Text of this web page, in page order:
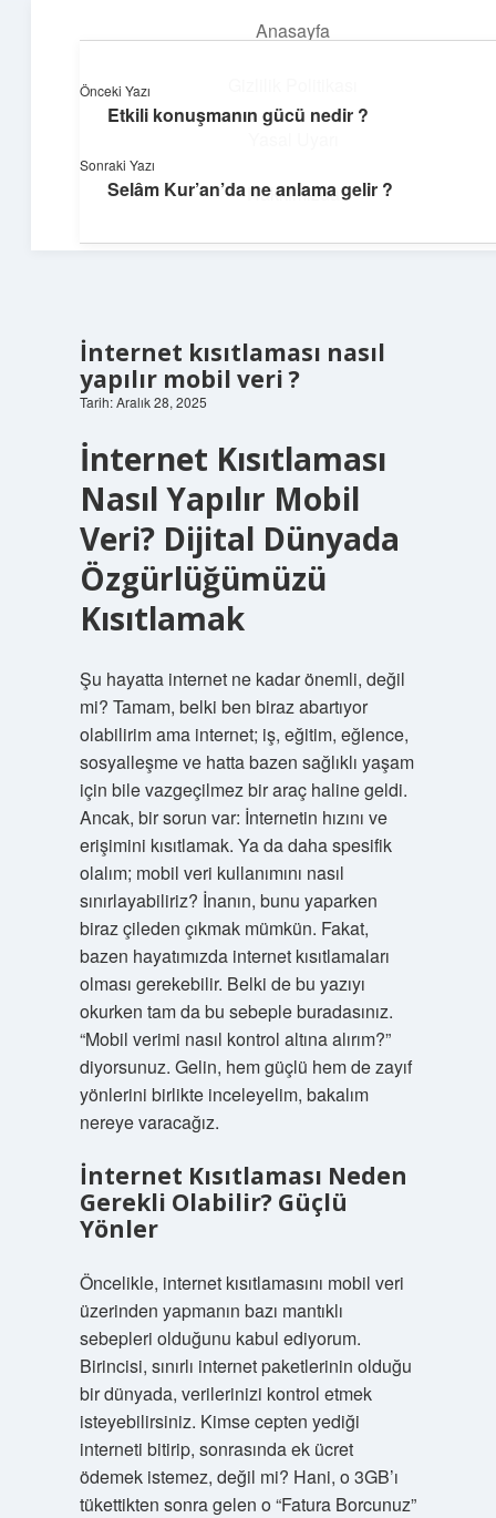
Anasayfa
Hakkımızda
Teknoloji ve İlham
Dijital dünyada keyifli bir macera!
İnternet kısıtlaması nasıl
yapılır mobil veri ?
Tarih: Aralık 28, 2025
İnternet Kısıtlaması
Nasıl Yapılır Mobil
Veri? Dijital Dünyada
Özgürlüğümüzü
Kısıtlamak
Şu hayatta internet ne kadar önemli, değil
mi? Tamam, belki ben biraz abartıyor
olabilirim ama internet; iş, eğitim, eğlence,
sosyalleşme ve hatta bazen sağlıklı yaşam
için bile vazgeçilmez bir araç haline geldi.
Ancak, bir sorun var: İnternetin hızını ve
erişimini kısıtlamak. Ya da daha spesifik
olalım; mobil veri kullanımını nasıl
sınırlayabiliriz? İnanın, bunu yaparken
biraz çileden çıkmak mümkün. Fakat,
bazen hayatımızda internet kısıtlamaları
olması gerekebilir. Belki de bu yazıyı
okurken tam da bu sebeple buradasınız.
“Mobil verimi nasıl kontrol altına alırım?”
diyorsunuz. Gelin, hem güçlü hem de zayıf
yönlerini birlikte inceleyelim, bakalım
nereye varacağız.
İnternet Kısıtlaması Neden
Gerekli Olabilir? Güçlü
Yönler
Öncelikle, internet kısıtlamasını mobil veri
üzerinden yapmanın bazı mantıklı
sebepleri olduğunu kabul ediyorum.
Birincisi, sınırlı internet paketlerinin olduğu
bir dünyada, verilerinizi kontrol etmek
isteyebilirsiniz. Kimse cepten yediği
interneti bitirip, sonrasında ek ücret
ödemek istemez, değil mi? Hani, o 3GB’ı
tükettikten sonra gelen o “Fatura Borcunuz”
Önceki Yazı
Etkili konuşmanın gücü nedir ?
Sonraki Yazı
Selâm Kur’an’da ne anlama gelir ?